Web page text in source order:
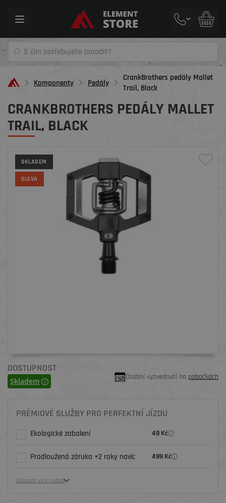
Toggle
Komponenty Pedály
CrankBrothers pedály Mallet
Trail, Black
CRANKBROTHERS PEDÁLY MALLET
TRAIL, BLACK
SKLADEM
SLEVA
DOSTUPNOST
Skladem Osobní vyzvednutí na pobočkách
PRÉMIOVÉ SLUŽBY PRO PERFEKTNÍ JÍZDU
Ekologické zabalení 49 Kč
Prodloužená záruka +2 roky navíc 499 Kč
Zobrazit více služeb